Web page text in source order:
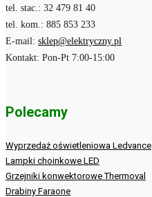
tel. stac.: 32 479 81 40
tel. kom.: 885 853 233
E-mail: sklep@elektryczny.pl
Kontakt: Pon-Pt 7:00-15:00
Polecamy
Wyprzedaż oświetleniowa Ledvance
Lampki choinkowe LED
Grzejniki konwektorowe Thermoval
Drabiny Faraone